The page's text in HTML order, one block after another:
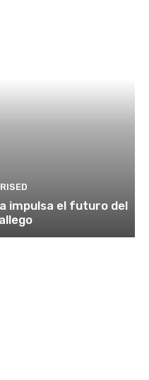
impulsa el futuro del